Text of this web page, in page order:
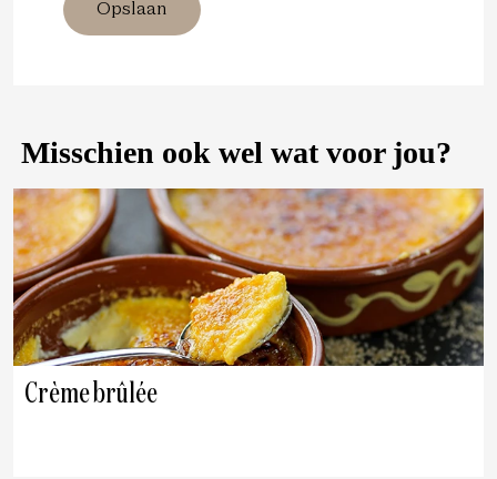
Opslaan
Misschien ook wel wat voor jou?
Crème brûlée